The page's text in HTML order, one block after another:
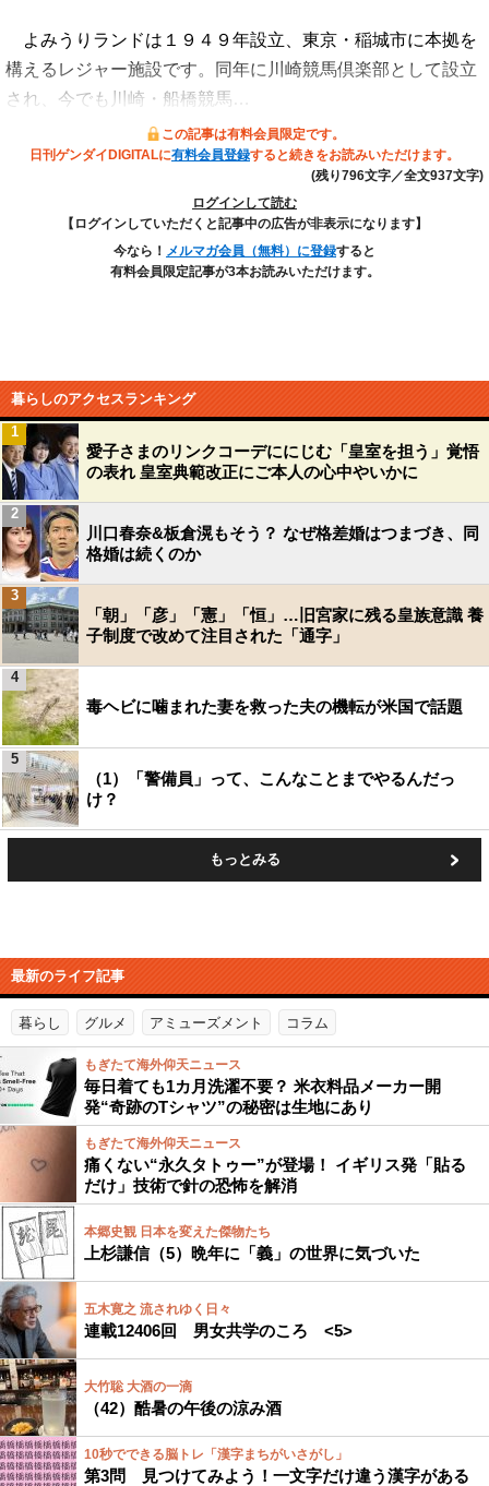
よみうりランドは１９４９年設立、東京・稲城市に本拠を
構えるレジャー施設です。同年に川崎競馬倶楽部として設立
され、今でも川崎・船橋競馬…
この記事は有料会員限定です。
日刊ゲンダイDIGITALに有料会員登録すると続きをお読みいただけます。
(残り796文字／全文937文字)
ログインして読む
【ログインしていただくと記事中の広告が非表示になります】
今なら！ メルマガ会員（無料）に登録すると
有料会員限定記事が3本お読みいただけます。
暮らしのアクセスランキング
愛子さまのリンクコーデににじむ「皇室を担う」覚悟
の表れ 皇室典範改正にご本人の心中やいかに
1
川口春奈&板倉滉もそう？ なぜ格差婚はつまづき、同
格婚は続くのか
2
「朝」「彦」「憲」「恒」…旧宮家に残る皇族意識 養
子制度で改めて注目された「通字」
3
毒ヘビに噛まれた妻を救った夫の機転が米国で話題
4
（1）「警備員」って、こんなことまでやるんだっ
け？
5
もっとみる
最新のライフ記事
暮らし グルメ アミューズメント コラム
もぎたて海外仰天ニュース
毎日着ても1カ月洗濯不要？ 米衣料品メーカー開
発“奇跡のTシャツ”の秘密は生地にあり
もぎたて海外仰天ニュース
痛くない“永久タトゥー”が登場！ イギリス発「貼る
だけ」技術で針の恐怖を解消
本郷史観 日本を変えた傑物たち
上杉謙信（5）晩年に「義」の世界に気づいた
五木寛之 流されゆく日々
連載12406回 男女共学のころ <5>
大竹聡 大酒の一滴
（42）酷暑の午後の涼み酒
10秒でできる脳トレ「漢字まちがいさがし」
第3問 見つけてみよう！一文字だけ違う漢字がある